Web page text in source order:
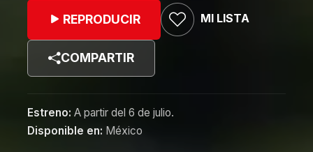
REPRODUCIR MI LISTA
COMPARTIR
Estreno: A partir del 6 de julio.
Disponible en: México